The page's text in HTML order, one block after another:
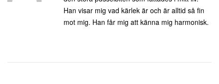
Han visar mig vad kärlek är och är alltid så fin
mot mig. Han får mig att känna mig harmonisk.